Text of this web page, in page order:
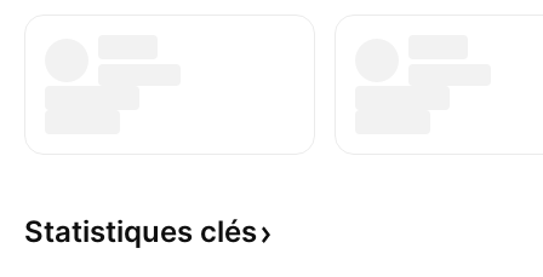
Statistiques clés